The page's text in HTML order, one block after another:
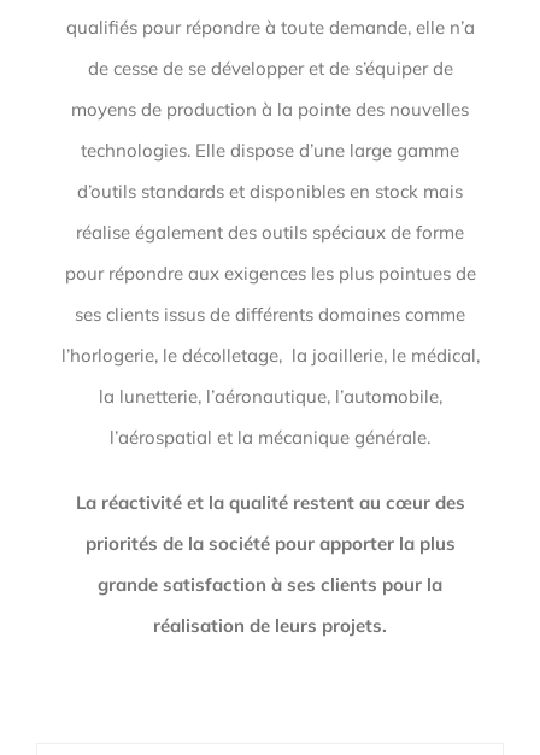
qualifiés pour répondre à toute demande, elle n’a
de cesse de se développer et de s’équiper de
moyens de production à la pointe des nouvelles
technologies. Elle dispose d’une large gamme
d’outils standards et disponibles en stock mais
réalise également des outils spéciaux de forme
pour répondre aux exigences les plus pointues de
ses clients issus de différents domaines comme
l’horlogerie, le décolletage, la joaillerie, le médical,
la lunetterie, l’aéronautique, l’automobile,
l’aérospatial et la mécanique générale.
La réactivité et la qualité restent au cœur des
priorités de la société pour apporter la plus
grande satisfaction à ses clients pour la
réalisation de leurs projets.